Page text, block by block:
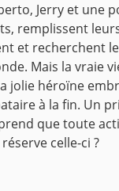
Jerry et une
remplissent
et recherchent
Mais la vraie
jolie héroïne
à la fin. Un
que toute
celle-ci ?